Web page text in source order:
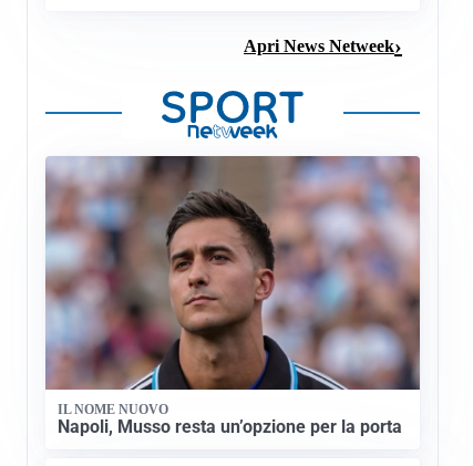
Apri News Netweek
IL NOME NUOVO
Napoli, Musso resta un’opzione per la porta